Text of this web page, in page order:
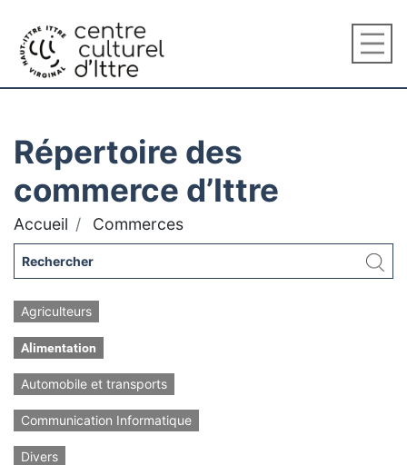
Répertoire des
commerce d’Ittre
Accueil Commerces
Agriculteurs
Alimentation
Automobile et transports
Communication Informatique
Divers